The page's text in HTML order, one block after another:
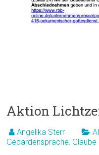
Aktion
Angelika Sterr
Gebärdensprache, Glaube